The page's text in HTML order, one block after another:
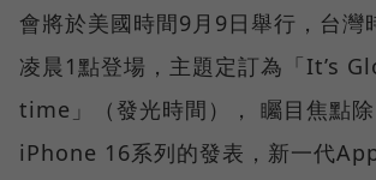
會將於美國時間9月9日舉行，台灣
凌晨1點登場，主題定訂為「It’s
time」（發光時間）， 矚目焦點
iPhone 16系列的發表，新一代